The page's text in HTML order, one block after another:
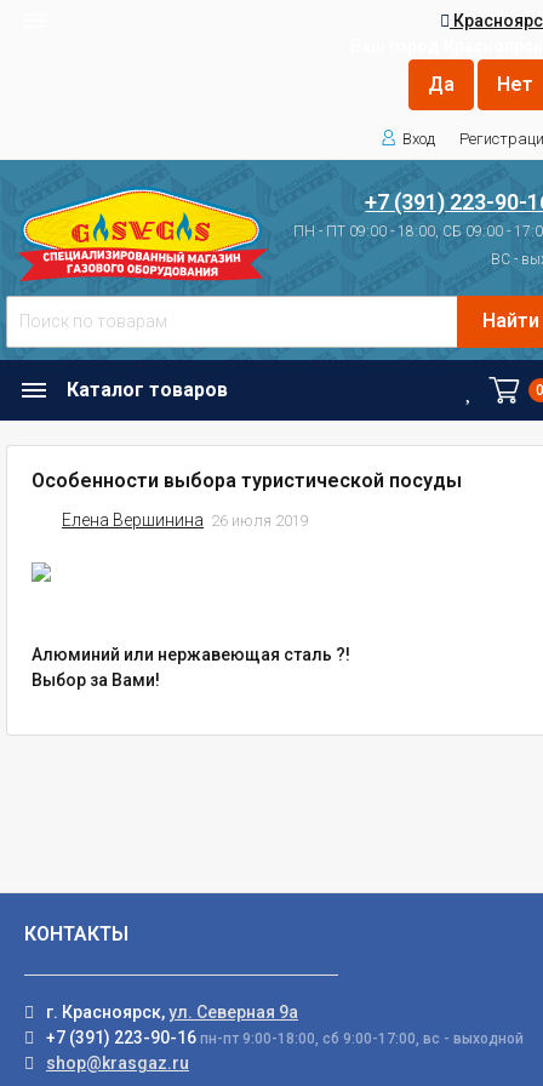
Вход
+7 (391) 223-90-
ПН - ПТ 09:00 - 18:00, СБ 09:00 -
ВС -
Найти
Каталог товаров
Особенности выбора туристической посуды
Елена Вершинина 26 июля 2019
Алюминий или нержавеющая сталь ?!
Выбор за Вами!
КОНТАКТЫ
г. Красноярск,ул. Северная 9а
+7 (391) 223-90-16 пн-пт 9:00-18:00, сб 9:00-17:00, вс - выходной
shop@krasgaz.ru